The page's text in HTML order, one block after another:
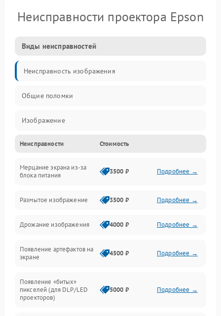
Неисправности проектора Epson
Виды неисправностей
Неисправность изображения
Общие поломки
Изображение
Лампа подсветки
Неисправность управления и интерфейсов
Неисправности Стоимость
Мерцание экрана из-за
блока питания
3500 ₽ Подробнее →
Размытое изображение 3500 ₽ Подробнее →
Дрожание изображения 4000 ₽ Подробнее →
Появление артефактов на
экране
4500 ₽ Подробнее →
Появление «битых»
пикселей (для DLP/LED
проекторов)
5000 ₽ Подробнее →